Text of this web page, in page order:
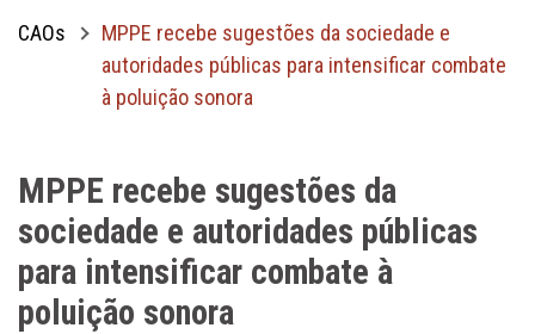
CAOs
MPPE recebe sugestões da sociedade e
autoridades públicas para intensificar combate
à poluição sonora
MPPE recebe sugestões da
sociedade e autoridades públicas
para intensificar combate à
poluição sonora